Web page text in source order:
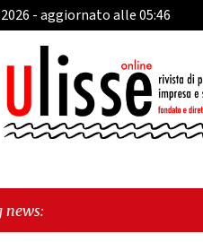
- aggiornato alle 05:46
news: